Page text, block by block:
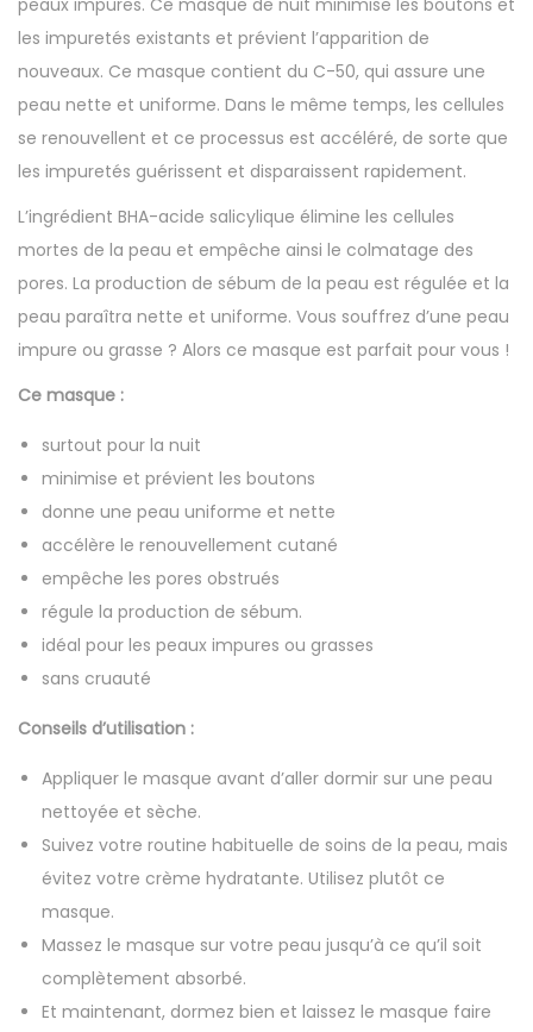
peaux impures. Ce masque de nuit minimise les boutons et
les impuretés existants et prévient l’apparition de
nouveaux. Ce masque contient du C-50, qui assure une
peau nette et uniforme. Dans le même temps, les cellules
se renouvellent et ce processus est accéléré, de sorte que
les impuretés guérissent et disparaissent rapidement.
L’ingrédient BHA-acide salicylique élimine les cellules
mortes de la peau et empêche ainsi le colmatage des
pores. La production de sébum de la peau est régulée et la
peau paraîtra nette et uniforme. Vous souffrez d’une peau
impure ou grasse ? Alors ce masque est parfait pour vous !
Ce masque :
surtout pour la nuit
minimise et prévient les boutons
donne une peau uniforme et nette
accélère le renouvellement cutané
empêche les pores obstrués
régule la production de sébum.
idéal pour les peaux impures ou grasses
sans cruauté
Conseils d’utilisation :
Appliquer le masque avant d’aller dormir sur une peau
nettoyée et sèche.
Suivez votre routine habituelle de soins de la peau, mais
évitez votre crème hydratante. Utilisez plutôt ce
masque.
Massez le masque sur votre peau jusqu’à ce qu’il soit
complètement absorbé.
Et maintenant, dormez bien et laissez le masque faire